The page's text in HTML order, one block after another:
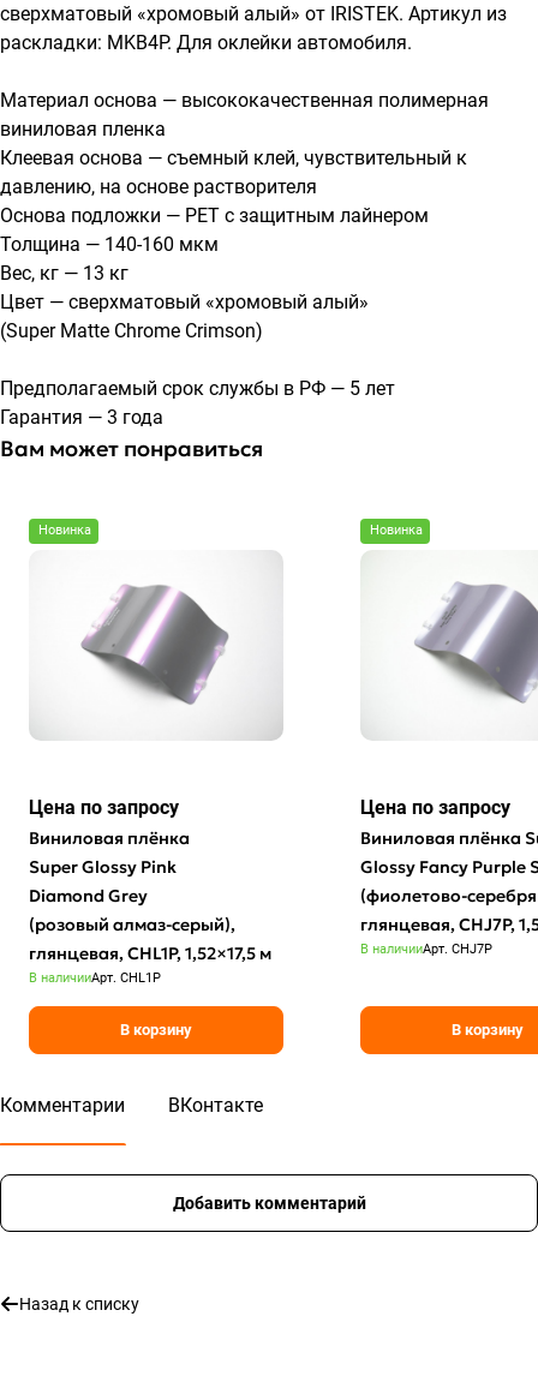
сверхматовый «хромовый алый» от IRISTEK. Артикул из
раскладки: MKB4P. Для оклейки автомобиля.
Материал основа — высококачественная полимерная
виниловая пленка
Клеевая основа — съемный клей, чувствительный к
давлению, на основе растворителя
Основа подложки — PET с защитным лайнером
Толщина — 140-160 мкм
Вес, кг — 13 кг
Цвет — сверхматовый «хромовый алый»
(Super Matte Chrome Crimson)
Предполагаемый срок службы в РФ — 5 лет
Гарантия — 3 года
Вам может понравиться
Новинка
Цена по запросу
Виниловая плёнка
Super Glossy Pink
Diamond Grey
(розовый алмаз-серый),
глянцевая, CHL1P, 1,52×17,5 м
В наличииАрт. CHL1P
В корзину
Новинка
Цена по запросу
Виниловая плёнка
Glossy Fancy Purple
(фиолетово-
глянцевая, CHJ7P,
В наличииАрт. CHJ7P
В корзину
Комментарии ВКонтакте
Добавить комментарий
Назад к списку